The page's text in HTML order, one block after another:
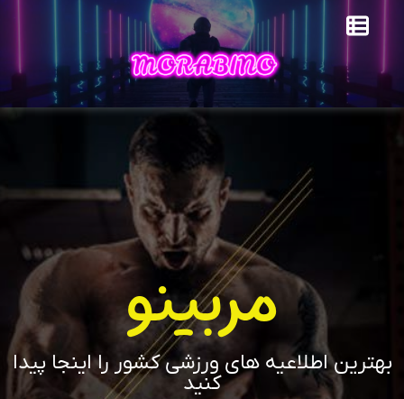
مربینو
بهترین اطلاعیه های ورزشی کشور را اینجا پیدا
کنید